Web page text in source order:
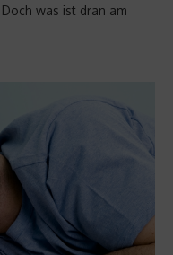
was ist dran am